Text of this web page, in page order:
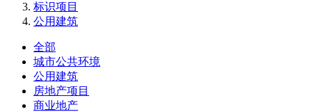
标识项目
公用建筑
全部
城市公共环境
公用建筑
房地产项目
商业地产